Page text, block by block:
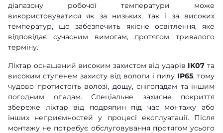
діапазону робочої температури може
використовуватися як за низьких, так і за високих
температур, що забезпечить якісне освітлення, яке
відповідає сучасним вимогам, протягом тривалого
терміну.
Ліхтар оснащений високим захистом від ударів IK07 та
високим ступенем захисту від вологи і пилу ІР65, тому
чудово протистоїть волозі, дощу, снігопадам та іншим
погодним опадам. Спеціальне захисне покриття
збереже ліхтар від подряпин під час монтажу або
інших неприємностей у процесі експлуатації. Після
монтажу не потребує обслуговування протягом усього